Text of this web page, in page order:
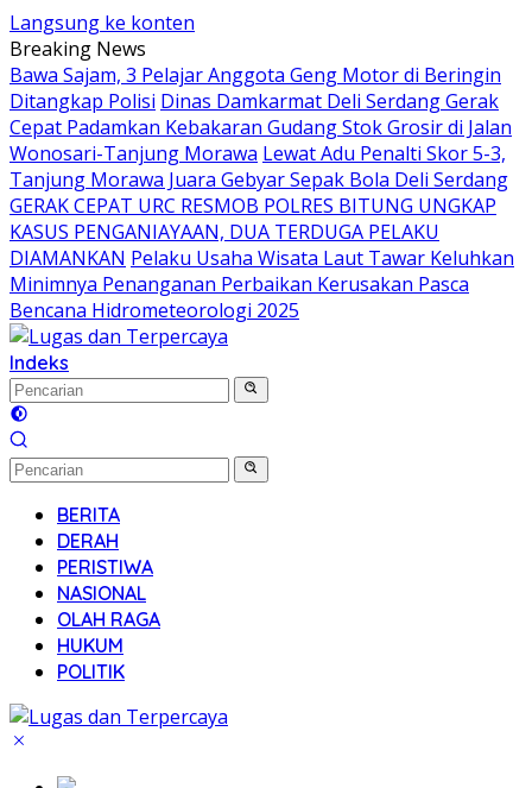
Langsung ke konten
Breaking News
Bawa Sajam, 3 Pelajar Anggota Geng Motor di Beringin
Ditangkap Polisi Dinas Damkarmat Deli Serdang Gerak
Cepat Padamkan Kebakaran Gudang Stok Grosir di Jalan
Wonosari-Tanjung Morawa Lewat Adu Penalti Skor 5-3,
Tanjung Morawa Juara Gebyar Sepak Bola Deli Serdang
GERAK CEPAT URC RESMOB POLRES BITUNG UNGKAP
KASUS PENGANIAYAAN, DUA TERDUGA PELAKU
DIAMANKAN Pelaku Usaha Wisata Laut Tawar Keluhkan
Minimnya Penanganan Perbaikan Kerusakan Pasca
Bencana Hidrometeorologi 2025
Indeks
BERITA
DERAH
PERISTIWA
NASIONAL
OLAH RAGA
HUKUM
POLITIK